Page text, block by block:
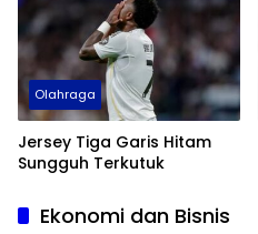
Olahraga
Jersey Tiga Garis Hitam
Sungguh Terkutuk
Ekonomi dan Bisnis